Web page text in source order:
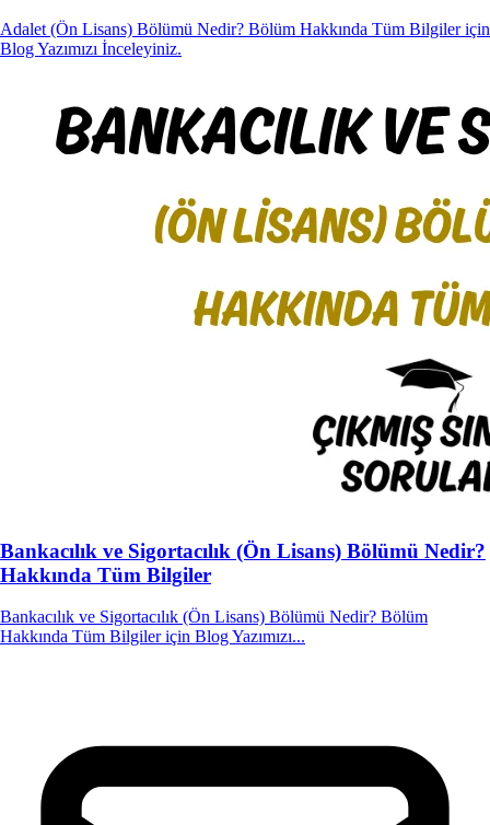
Adalet (Ön Lisans) Bölümü Nedir? Bölüm Hakkında Tüm Bilgiler için
Blog Yazımızı İnceleyiniz.
Bankacılık ve Sigortacılık (Ön Lisans) Bölümü Nedir?
Hakkında Tüm Bilgiler
Bankacılık ve Sigortacılık (Ön Lisans) Bölümü Nedir? Bölüm
Hakkında Tüm Bilgiler için Blog Yazımızı...